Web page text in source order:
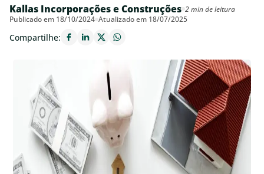
Kallas Incorporações e Construções 2 min de leitura
Publicado em 18/10/2024 Atualizado em 18/07/2025
Compartilhe: